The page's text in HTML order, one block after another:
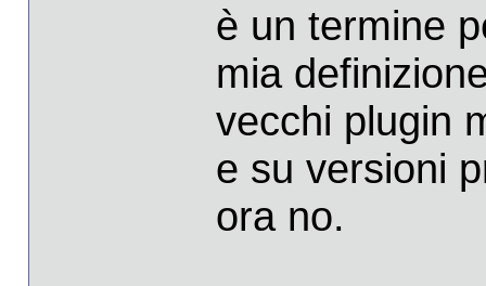
è un termine
mia
vecchi plugin
e su versioni
ora no.